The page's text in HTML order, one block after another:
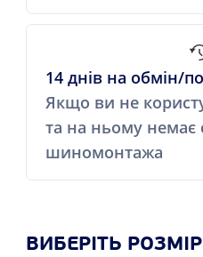
14 днів на обмін/
Якщо ви не
та на ньому немає
шиномонтажа
ВИБЕРІТЬ РОЗМІР